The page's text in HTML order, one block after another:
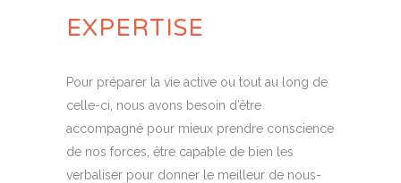
EXPERTISE
Pour préparer la vie active ou tout au long de
celle-ci, nous avons besoin d’être
accompagné pour mieux prendre conscience
de nos forces, être capable de bien les
verbaliser pour donner le meilleur de nous-